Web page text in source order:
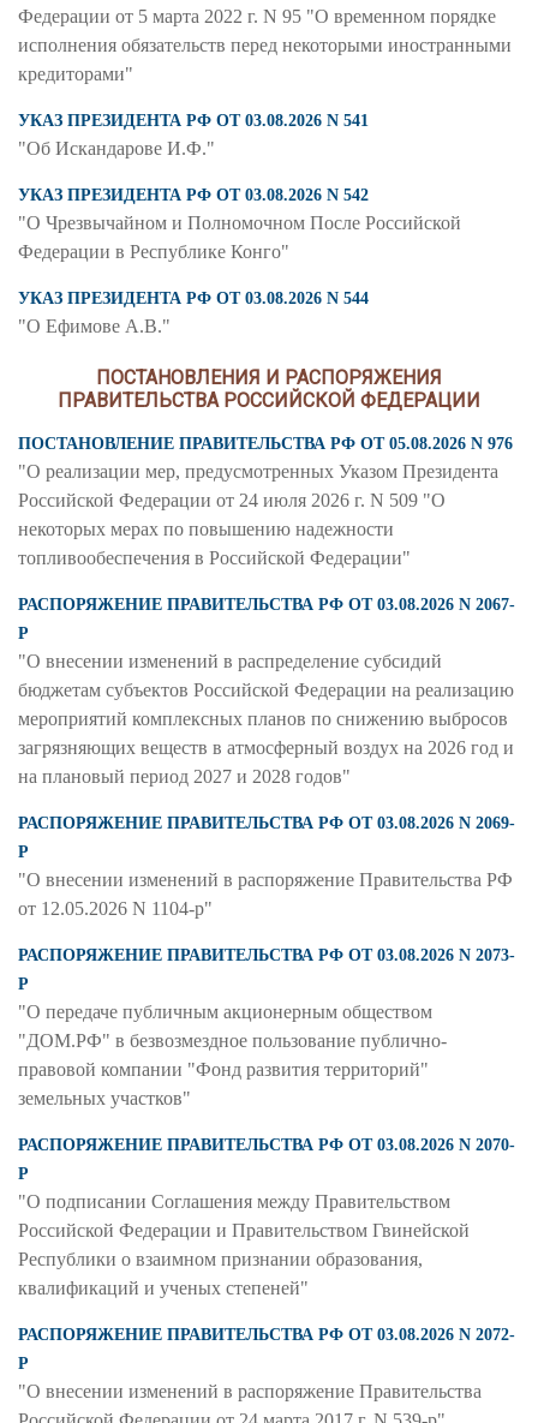
Федерации от 5 марта 2022 г. N 95 "О временном порядке
исполнения обязательств перед некоторыми иностранными
кредиторами"
УКАЗ ПРЕЗИДЕНТА РФ ОТ 03.08.2026 N 541
"Об Искандарове И.Ф."
УКАЗ ПРЕЗИДЕНТА РФ ОТ 03.08.2026 N 542
"О Чрезвычайном и Полномочном После Российской
Федерации в Республике Конго"
УКАЗ ПРЕЗИДЕНТА РФ ОТ 03.08.2026 N 544
"О Ефимове А.В."
ПОСТАНОВЛЕНИЯ И РАСПОРЯЖЕНИЯ
ПРАВИТЕЛЬСТВА РОССИЙСКОЙ ФЕДЕРАЦИИ
ПОСТАНОВЛЕНИЕ ПРАВИТЕЛЬСТВА РФ ОТ 05.08.2026 N 976
"О реализации мер, предусмотренных Указом Президента
Российской Федерации от 24 июля 2026 г. N 509 "О
некоторых мерах по повышению надежности
топливообеспечения в Российской Федерации"
РАСПОРЯЖЕНИЕ ПРАВИТЕЛЬСТВА РФ ОТ 03.08.2026 N 2067-
Р
"О внесении изменений в распределение субсидий
бюджетам субъектов Российской Федерации на реализацию
мероприятий комплексных планов по снижению выбросов
загрязняющих веществ в атмосферный воздух на 2026 год и
на плановый период 2027 и 2028 годов"
РАСПОРЯЖЕНИЕ ПРАВИТЕЛЬСТВА РФ ОТ 03.08.2026 N 2069-
Р
"О внесении изменений в распоряжение Правительства РФ
от 12.05.2026 N 1104-р"
РАСПОРЯЖЕНИЕ ПРАВИТЕЛЬСТВА РФ ОТ 03.08.2026 N 2073-
Р
"О передаче публичным акционерным обществом
"ДОМ.РФ" в безвозмездное пользование публично-
правовой компании "Фонд развития территорий"
земельных участков"
РАСПОРЯЖЕНИЕ ПРАВИТЕЛЬСТВА РФ ОТ 03.08.2026 N 2070-
Р
"О подписании Соглашения между Правительством
Российской Федерации и Правительством Гвинейской
Республики о взаимном признании образования,
квалификаций и ученых степеней"
РАСПОРЯЖЕНИЕ ПРАВИТЕЛЬСТВА РФ ОТ 03.08.2026 N 2072-
Р
"О внесении изменений в распоряжение Правительства